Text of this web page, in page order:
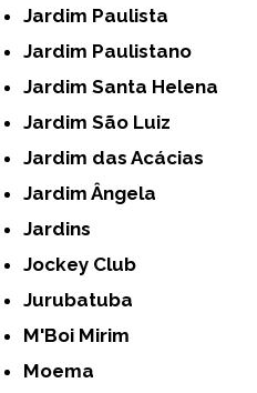
Jardim Paulista
Jardim Paulistano
Jardim Santa Helena
Jardim São Luiz
Jardim das Acácias
Jardim Ângela
Jardins
Jockey Club
Jurubatuba
M'Boi Mirim
Moema